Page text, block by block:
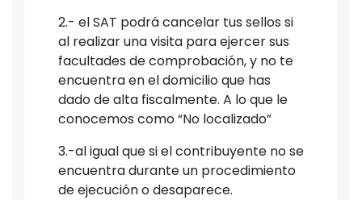
2.- el SAT podrá cancelar tus sellos si
al realizar una visita para ejercer sus
facultades de comprobación, y no te
encuentra en el domicilio que has
dado de alta fiscalmente. A lo que le
conocemos como “No localizado”
3.-al igual que si el contribuyente no se
encuentra durante un procedimiento
de ejecución o desaparece.